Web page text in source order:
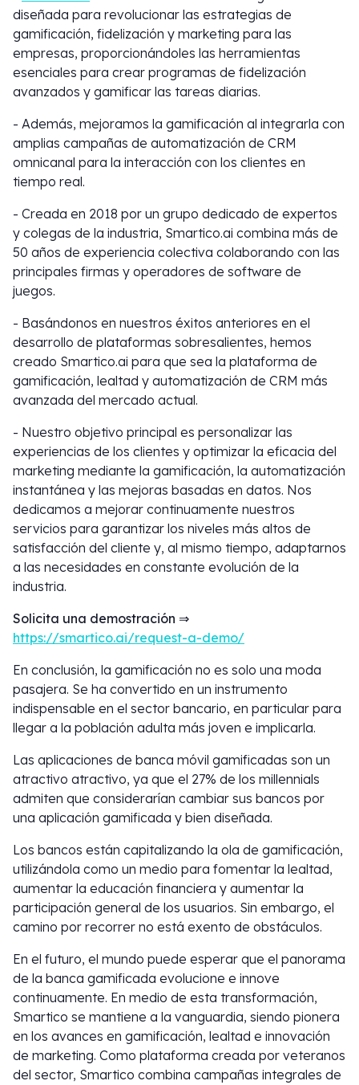
diseñada para revolucionar las estrategias de
gamificación, fidelización y marketing para las
empresas, proporcionándoles las herramientas
esenciales para crear programas de fidelización
avanzados y gamificar las tareas diarias.
- Además, mejoramos la gamificación al integrarla con
amplias campañas de automatización de CRM
omnicanal para la interacción con los clientes en
tiempo real.
- Creada en 2018 por un grupo dedicado de expertos
y colegas de la industria, Smartico.ai combina más de
50 años de experiencia colectiva colaborando con las
principales firmas y operadores de software de
juegos.
- Basándonos en nuestros éxitos anteriores en el
desarrollo de plataformas sobresalientes, hemos
creado Smartico.ai para que sea la plataforma de
gamificación, lealtad y automatización de CRM más
avanzada del mercado actual.
- Nuestro objetivo principal es personalizar las
experiencias de los clientes y optimizar la eficacia del
marketing mediante la gamificación, la automatización
instantánea y las mejoras basadas en datos. Nos
dedicamos a mejorar continuamente nuestros
servicios para garantizar los niveles más altos de
satisfacción del cliente y, al mismo tiempo, adaptarnos
a las necesidades en constante evolución de la
industria.
Solicita una demostración ⇒
https://smartico.ai/request-a-demo/
En conclusión, la gamificación no es solo una moda
pasajera. Se ha convertido en un instrumento
indispensable en el sector bancario, en particular para
llegar a la población adulta más joven e implicarla.
Las aplicaciones de banca móvil gamificadas son un
atractivo atractivo, ya que el 27% de los millennials
admiten que considerarían cambiar sus bancos por
una aplicación gamificada y bien diseñada.
Los bancos están capitalizando la ola de gamificación,
utilizándola como un medio para fomentar la lealtad,
aumentar la educación financiera y aumentar la
participación general de los usuarios. Sin embargo, el
camino por recorrer no está exento de obstáculos.
En el futuro, el mundo puede esperar que el panorama
de la banca gamificada evolucione e innove
continuamente. En medio de esta transformación,
Smartico se mantiene a la vanguardia, siendo pionera
en los avances en gamificación, lealtad e innovación
de marketing. Como plataforma creada por veteranos
del sector, Smartico combina campañas integrales de